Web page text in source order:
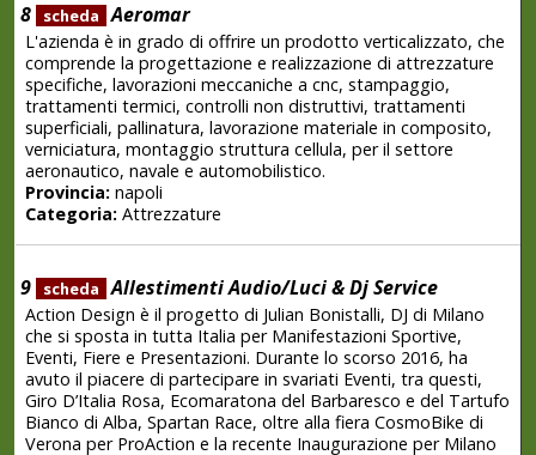
8 scheda Aeromar
L'azienda è in grado di offrire un prodotto verticalizzato, che
comprende la progettazione e realizzazione di attrezzature
specifiche, lavorazioni meccaniche a cnc, stampaggio,
trattamenti termici, controlli non distruttivi, trattamenti
superficiali, pallinatura, lavorazione materiale in composito,
verniciatura, montaggio struttura cellula, per il settore
aeronautico, navale e automobilistico.
Provincia:napoli
Categoria:Attrezzature
9 scheda Allestimenti Audio/Luci & Dj Service
Action Design è il progetto di Julian Bonistalli, DJ di Milano
che si sposta in tutta Italia per Manifestazioni Sportive,
Eventi, Fiere e Presentazioni. Durante lo scorso 2016, ha
avuto il piacere di partecipare in svariati Eventi, tra questi,
Giro D’Italia Rosa, Ecomaratona del Barbaresco e del Tartufo
Bianco di Alba, Spartan Race, oltre alla fiera CosmoBike di
Verona per ProAction e la recente Inaugurazione per Milano